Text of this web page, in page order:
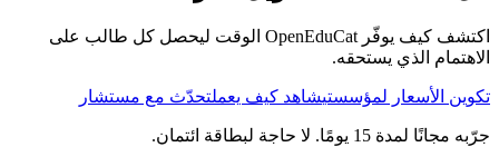
اكتشف كيف يوفّر OpenEduCat الوقت ليحصل كل طالب على
الاهتمام الذي يستحقه.
تكوين الأسعار لمؤسستيشاهد كيف يعملتحدّث مع مستشار
جرّبه مجانًا لمدة 15 يومًا. لا حاجة لبطاقة ائتمان.